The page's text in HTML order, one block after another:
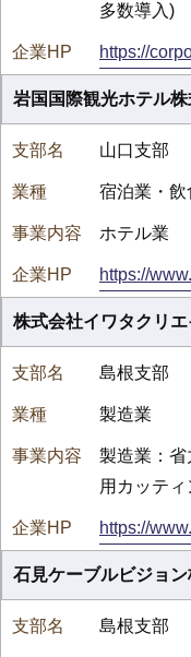
多数導入)
https://
岩国国際観光ホテル
山口支部
宿泊業・飲
ホテル業
https://
株式会社イワタクリエ
島根支部
製造業
製造業：
用カッティ
https://
石見ケーブルビジョ
島根支部